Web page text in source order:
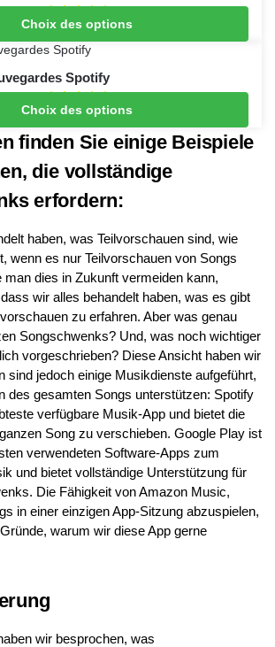
Choix des options
Spotify
Choix des options
finden Sie einige Beispiele
die vollständige
erfordern:
haben, was Teilvorschauen sind, wie
wenn es nur Teilvorschauen von Songs
man dies in Zukunft vermeiden kann,
wir alles behandelt haben, was es gibt
zu erfahren. Aber was genau
Songschwenks? Und, was noch wichtiger
vorgeschrieben? Diese Ansicht haben wir
sind jedoch einige Musikdienste aufgeführt,
des gesamten Songs unterstützen: Spotify
verfügbare Musik-App und bietet die
Song zu verschieben. Google Play ist
verwendeten Software-Apps zum
und bietet vollständige Unterstützung für
Die Fähigkeit von Amazon Music,
in einer einzigen App-Sitzung abzuspielen,
warum wir diese App gerne
wir besprochen, was